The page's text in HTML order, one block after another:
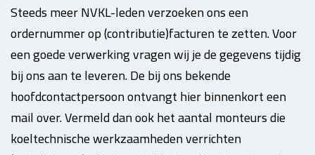
Steeds meer NVKL-leden verzoeken ons een
ordernummer op (contributie)facturen te zetten. Voor
een goede verwerking vragen wij je de gegevens tijdig
bij ons aan te leveren. De bij ons bekende
hoofdcontactpersoon ontvangt hier binnenkort een
mail over. Vermeld dan ook het aantal monteurs die
koeltechnische werkzaamheden verrichten